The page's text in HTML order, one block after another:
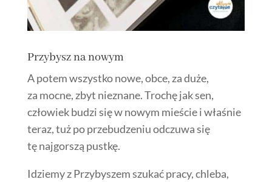
Przybysz na nowym
A potem wszystko nowe, obce, za duże,
za mocne, zbyt nieznane. Trochę jak sen,
człowiek budzi się w nowym mieście i właśnie
teraz, tuż po przebudzeniu odczuwa się
tę najgorszą pustkę.
Idziemy z Przybyszem szukać pracy, chleba,